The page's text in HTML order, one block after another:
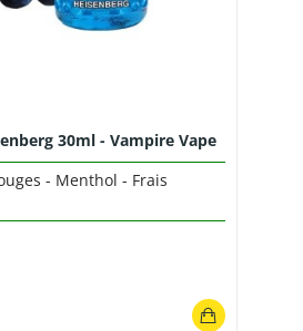
30ml - Vampire Vape
- Menthol - Frais